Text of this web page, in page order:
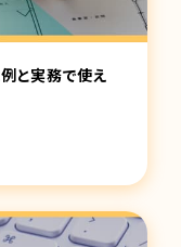
と実務で使え